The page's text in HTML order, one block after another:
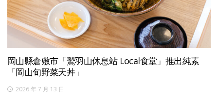
岡山縣倉敷市「鷲羽山休息站 Local食堂」推出純素
「岡山旬野菜天丼」
2026 年 7 月 13 日